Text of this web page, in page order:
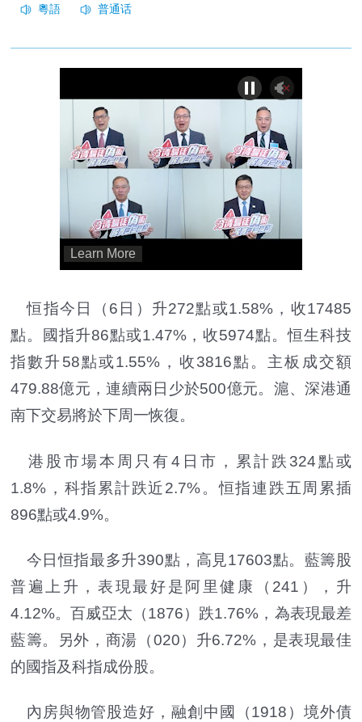
恒指今日（6日）升272點或1.58%，收17485
點。國指升86點或1.47%，收5974點。恒生科技
指數升58點或1.55%，收3816點。主板成交額
479.88億元，連續兩日少於500億元。滬、深港通
南下交易將於下周一恢復。
港股市場本周只有4日市，累計跌324點或
1.8%，科指累計跌近2.7%。恒指連跌五周累插
896點或4.9%。
今日恒指最多升390點，高見17603點。藍籌股
普遍上升，表現最好是阿里健康（241），升
4.12%。百威亞太（1876）跌1.76%，為表現最差
藍籌。另外，商湯（020）升6.72%，是表現最佳
的國指及科指成份股。
內房與物管股造好，融創中國（1918）境外債